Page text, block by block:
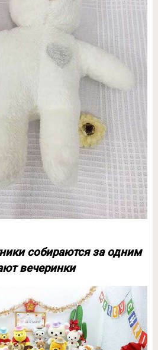
собираются за одним
вечеринки